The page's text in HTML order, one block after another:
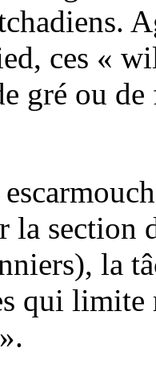
ces «
gré ou
la
la
qui